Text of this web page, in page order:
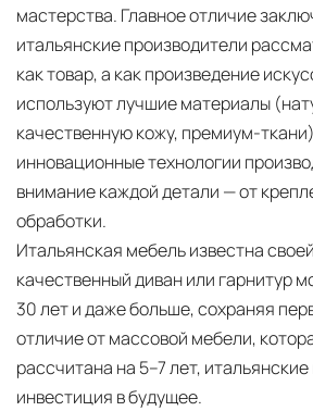
мастерства. Главное отличие
итальянские производители
как товар, а как произведение
используют лучшие материалы
качественную кожу, премиум-
инновационные технологии
внимание каждой детали — от
обработки.
Итальянская мебель известна
качественный диван или гарнитур
30 лет и даже больше, сохраняя
отличие от массовой мебели,
рассчитана на 5–7 лет,
инвестиция в будущее.